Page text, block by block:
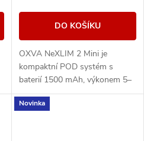
DO KOŠÍKU
OXVA NeXLIM 2 Mini je
kompaktní POD systém s
baterií 1500 mAh, výkonem 5–
30 W, rychlým nabíjením USB-
C 5V/2A a cartridgí UNITECH
Novinka